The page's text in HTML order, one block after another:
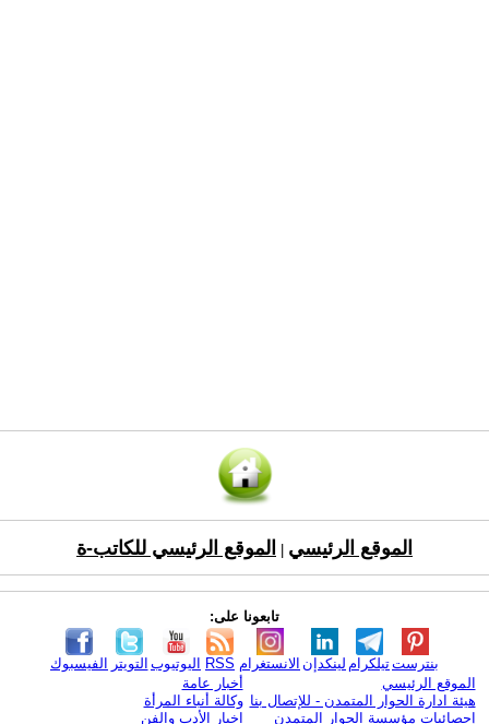
الموقع الرئيسي الموقع الرئيسي للكاتب-ة
تابعونا على:
الفيسبوك التويتر اليوتيوب RSS الانستغرام لينكدإن تيلكرامبنترست
الموقع الرئيسي
هيئة ادارة الحوار المتمدن - للإتصال بنا
إحصائيات مؤسسة الحوار المتمدن
أخبار عامة
وكالة أنباء المرأة
اخبار الأدب والفن